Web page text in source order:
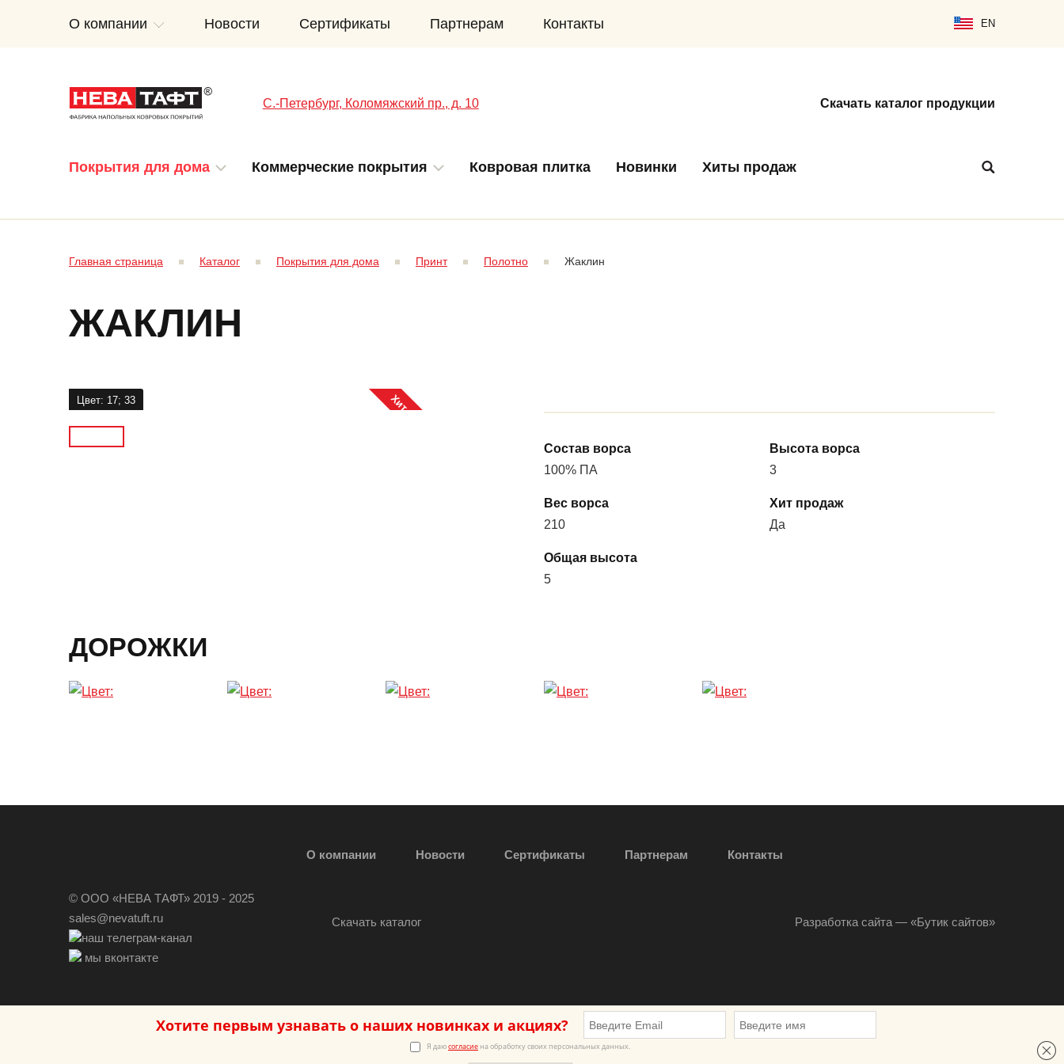
Хотите первым узнавать о наших новинках и акциях?
Я даюсогласие на обработку своих персональных данных.
О компании Новости Сертификаты Партнерам Контакты EN
C.-Петербург, Коломяжский пр., д. 10 Скачать каталог продукции
Покрытия для дома Коммерческие покрытия Ковровая плитка Новинки Хиты продаж
Главная страница Каталог Покрытия для дома Принт Полотно Жаклин
ЖАКЛИН
Хит продаж
Цвет: 17; 33
Состав ворса
100% ПA
Высота ворса
3
Вес ворса
210
Хит продаж
Да
Общая высота
5
ДОРОЖКИ
© ООО «НЕВА ТАФТ» 2019 - 2025
sales@nevatuft.ru
наш телеграм-канал
мы вконтакте
О компании Новости Сертификаты Партнерам Контакты
Скачать каталог Разработка сайта — «Бутик сайтов»
Политика в отношении обработки персональных данных Согласие на обработку персональных данных